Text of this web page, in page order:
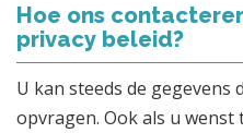
Hoe ons
privacy beleid?
U kan steeds de gegevens
opvragen. Ook als u